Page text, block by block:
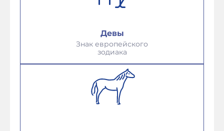
Девы
Знак европейского
зодиака